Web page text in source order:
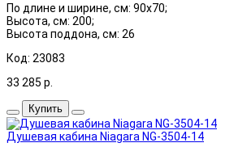
По длине и ширине, см: 90x70;
Высота, см: 200;
Высота поддона, см: 26
Код: 23083
33 285 р.
Купить
Душевая кабина Niagara NG-3504-14